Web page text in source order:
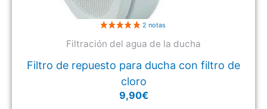
Filtración del agua de la ducha
Filtro de repuesto para ducha con filtro de
cloro
9,90€